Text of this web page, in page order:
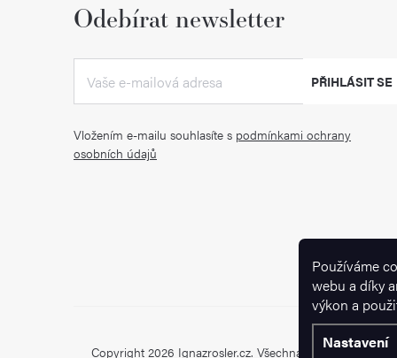
Používáme
webu a díky
výkon a
Nastavení
Odebírat newsletter
Vložením e-mailu souhlasíte s podmínkami ochrany
osobních údajů
PŘIHLÁSIT SE
Copyright 2026 Ignazrosler.cz. Všechna práva